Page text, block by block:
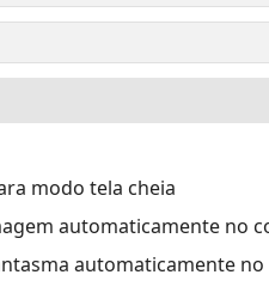
modo tela cheia
automaticamente no
automaticamente no